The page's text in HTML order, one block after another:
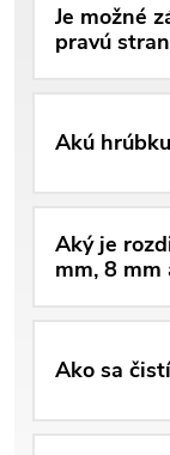
Je možné
pravú
Akú
Aký je
mm, 8 mm
Ako sa